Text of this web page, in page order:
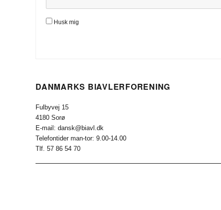
Husk mig
DANMARKS BIAVLERFORENING
Fulbyvej 15
4180 Sorø
E-mail: dansk@biavl.dk
Telefontider man-tor: 9.00-14.00
Tlf. 57 86 54 70